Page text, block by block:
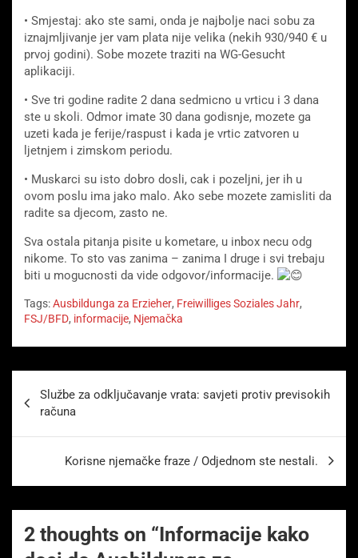
• Smjestaj: ako ste sami, onda je najbolje naci sobu za
iznajmljivanje jer vam plata nije velika (nekih 930/940 € u
prvoj godini). Sobe mozete traziti na WG-Gesucht
aplikaciji.
• Sve tri godine radite 2 dana sedmicno u vrticu i 3 dana
ste u skoli. Odmor imate 30 dana godisnje, mozete ga
uzeti kada je ferije/raspust i kada je vrtic zatvoren u
ljetnjem i zimskom periodu.
• Muskarci su isto dobro dosli, cak i pozeljni, jer ih u
ovom poslu ima jako malo. Ako sebe mozete zamisliti da
radite sa djecom, zasto ne.
Sva ostala pitanja pisite u kometare, u inbox necu odg
nikome. To sto vas zanima – zanima I druge i svi trebaju
biti u mogucnosti da vide odgovor/informacije.
Tags:Ausbildunga za Erzieher, Freiwilliges Soziales Jahr,
FSJ/BFD, informacije, Njemačka
Službe za odključavanje vrata: savjeti protiv previsokih
računa
Korisne njemačke fraze / Odjednom ste nestali.
2 thoughts on “Informacije kako